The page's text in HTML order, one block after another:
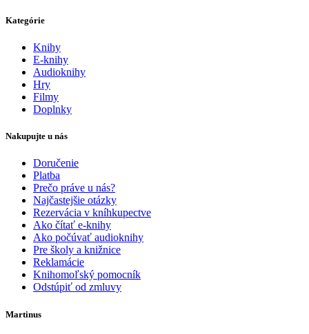
Kategórie
Knihy
E-knihy
Audioknihy
Hry
Filmy
Doplnky
Nakupujte u nás
Doručenie
Platba
Prečo práve u nás?
Najčastejšie otázky
Rezervácia v kníhkupectve
Ako čítať e-knihy
Ako počúvať audioknihy
Pre školy a knižnice
Reklamácie
Knihomoľský pomocník
Odstúpiť od zmluvy
Martinus